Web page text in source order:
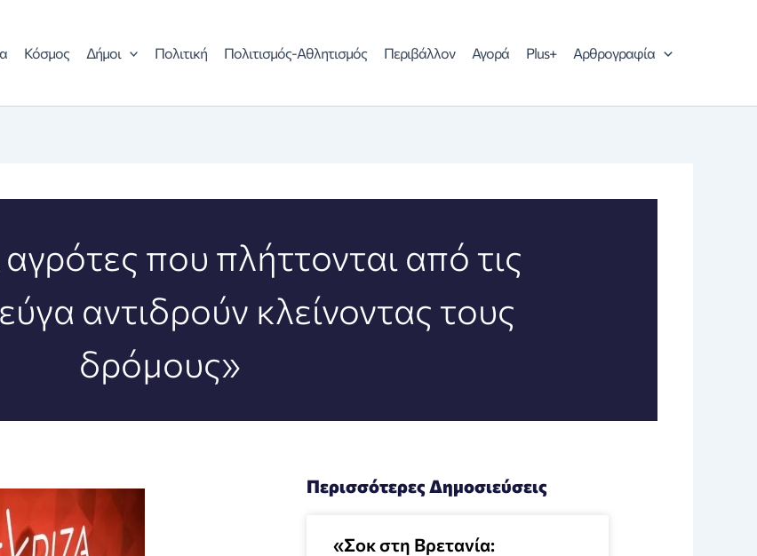
Κόσμος Δήμοι Πολιτική Πολιτισμός-Αθλητισμός Περιβάλλον Αγορά Plus+ Αρθρογραφία
που πλήττονται από τις
αντιδρούν κλείνοντας τους
δρόμους»
Περισσότερες Δημοσιεύσεις
«Σοκ στη Βρετανία: